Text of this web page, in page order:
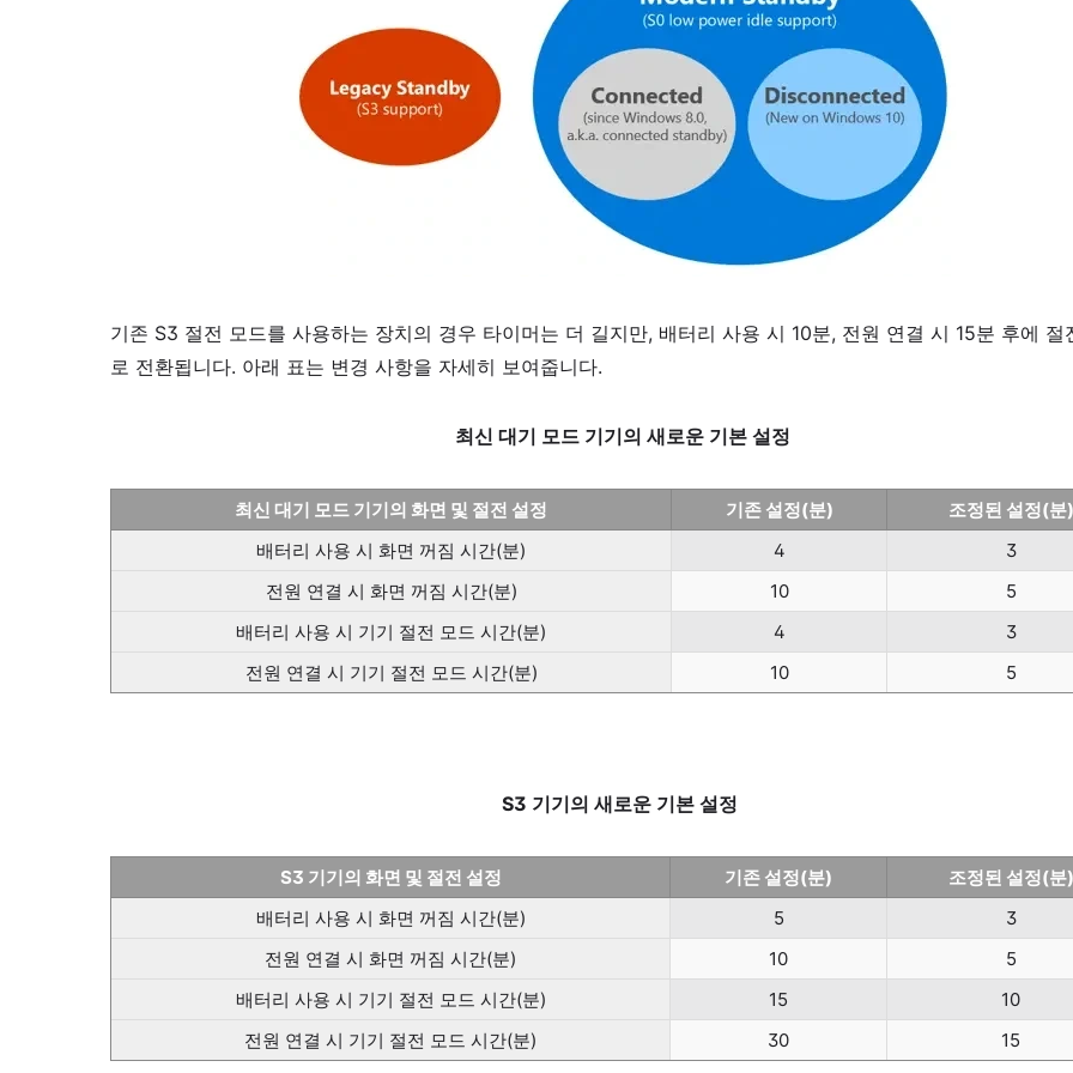
기존 S3 절전 모드를 사용하는 장치의 경우 타이머는 더 길지만, 배터리 사용 시 10분, 전원 연결 시 15분 후에 절
로 전환됩니다. 아래 표는 변경 사항을 자세히 보여줍니다.
최신 대기 모드 기기의 새로운 기본 설정
최신 대기 모드 기기의 화면 및 절전 설정 기존 설정(분)
조정된 설정(분)
배터리 사용 시 화면 꺼짐 시간(분)
4
3
전원 연결 시 화면 꺼짐 시간(분)
10
5
배터리 사용 시 기기 절전 모드 시간(분)
4
3
전원 연결 시 기기 절전 모드 시간(분)
10 5
S3 기기의 새로운 기본 설정
S3 기기의 화면 및 절전 설정 기존 설정(분)
조정된 설정(분)
배터리 사용 시 화면 꺼짐 시간(분)
5
3
전원 연결 시 화면 꺼짐 시간(분)
10
5
배터리 사용 시 기기 절전 모드 시간(분)
15
10
전원 연결 시 기기 절전 모드 시간(분)
30 15